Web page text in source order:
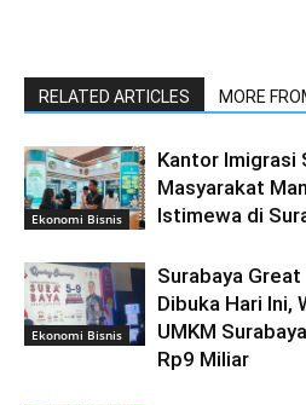
RELATED ARTICLES MORE
Ekonomi Bisnis
Kantor Imigrasi
Masyarakat
Istimewa di
Ekonomi Bisnis
Surabaya
Dibuka Hari Ini,
UMKM
Rp9 Miliar